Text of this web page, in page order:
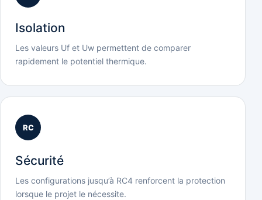
Isolation
Les valeurs Uf et Uw permettent de comparer
rapidement le potentiel thermique.
RC
Sécurité
Les configurations jusqu’à RC4 renforcent la protection
lorsque le projet le nécessite.